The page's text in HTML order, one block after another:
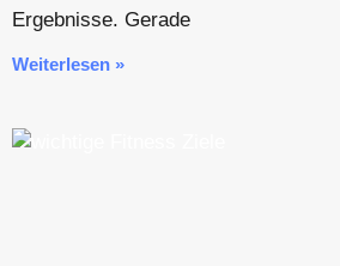
Ergebnisse. Gerade
Weiterlesen »